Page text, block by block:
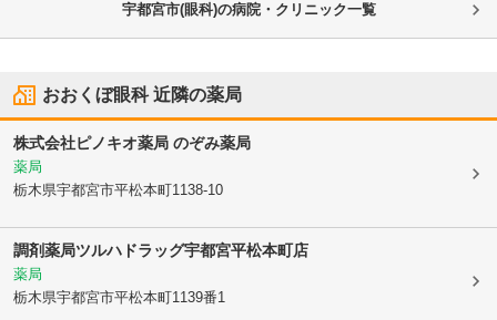
宇都宮市(眼科)の病院・クリニック一覧
おおくぼ眼科近隣の薬局
株式会社ピノキオ薬局 のぞみ薬局
薬局
栃木県宇都宮市平松本町1138-10
調剤薬局ツルハドラッグ宇都宮平松本町店
薬局
栃木県宇都宮市平松本町1139番1